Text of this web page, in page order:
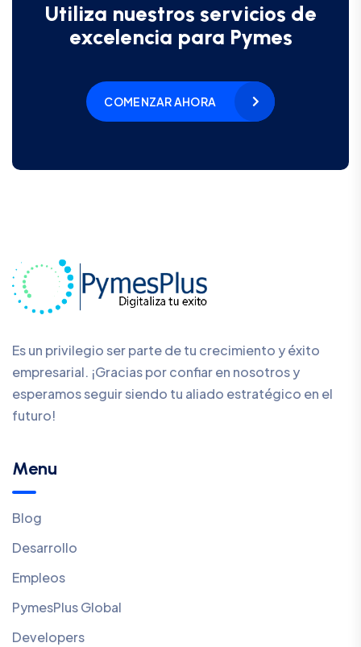
Utiliza nuestros servicios de
excelencia para Pymes
COMENZAR AHORA
Es un privilegio ser parte de tu crecimiento y éxito
empresarial. ¡Gracias por confiar en nosotros y
esperamos seguir siendo tu aliado estratégico en el
futuro!
Menu
Blog
Desarrollo
Empleos
PymesPlus Global
Developers